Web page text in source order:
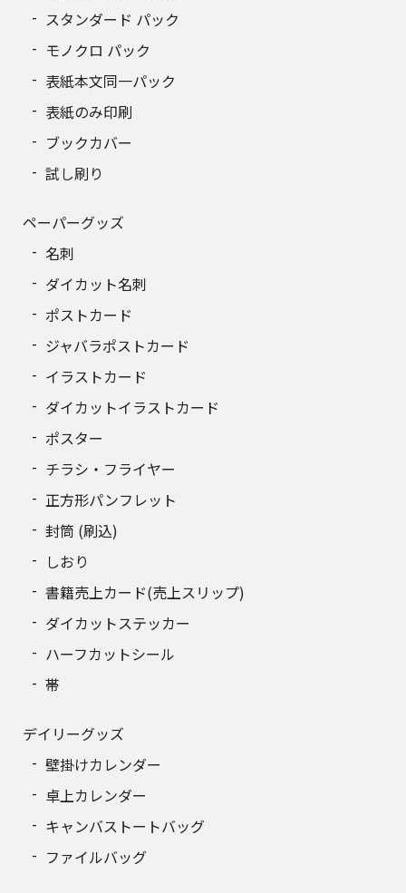
スタンダード パック
モノクロ パック
表紙本文同一パック
表紙のみ印刷
ブックカバー
試し刷り
ペーパーグッズ
名刺
ダイカット名刺
ポストカード
ジャバラポストカード
イラストカード
ダイカットイラストカード
ポスター
チラシ・フライヤー
正方形パンフレット
封筒 (刷込)
しおり
書籍売上カード(売上スリップ)
ダイカットステッカー
ハーフカットシール
帯
デイリーグッズ
壁掛けカレンダー
卓上カレンダー
キャンバストートバッグ
ファイルバッグ